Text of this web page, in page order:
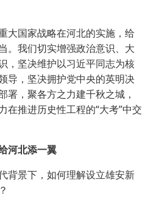
国家战略在河北的实施，给
。我们切实增强政治意识、大
，坚决维护以习近平同志为核
导，坚决拥护党中央的英明决
署，聚各方之力建千秋之城，
在推进历史性工程的“大考”中交
河北添一翼
景下，如何理解设立雄安新